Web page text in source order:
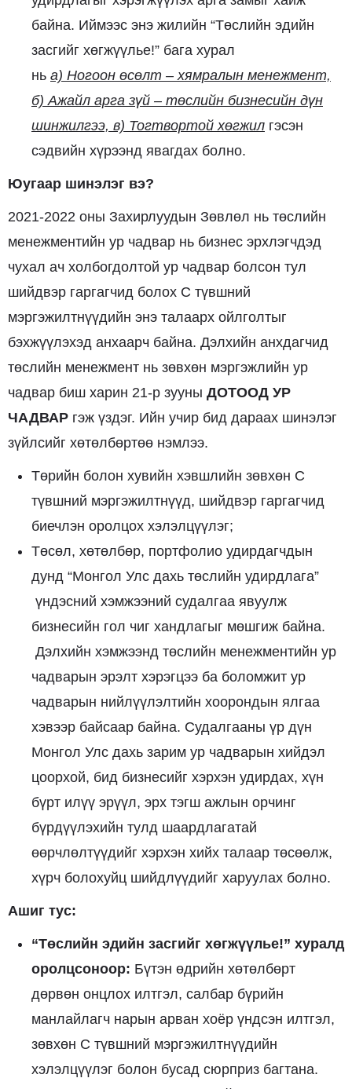
байна. Иймээс энэ жилийн “Төслийн эдийн
засгийг хөгжүүлье!” бага хурал
нь а) Ногоон өсөлт – хямралын менежмент,
б) Ажайл арга зүй – төслийн бизнесийн дүн
шинжилгээ, в) Тогтвортой хөгжил гэсэн
сэдвийн хүрээнд явагдах болно.
Юугаар шинэлэг вэ?
2021-2022 оны Захирлуудын Зөвлөл нь төслийн
менежментийн ур чадвар нь бизнес эрхлэгчдэд
чухал ач холбогдолтой ур чадвар болсон тул
шийдвэр гаргагчид болох С түвшний
мэргэжилтнүүдийн энэ талаарх ойлголтыг
бэхжүүлэхэд анхаарч байна. Дэлхийн анхдагчид
төслийн менежмент нь зөвхөн мэргэжлийн ур
чадвар биш харин 21-р зууны ДОТООД УР
ЧАДВАР гэж үздэг. Ийн учир бид дараах шинэлэг
зүйлсийг хөтөлбөртөө нэмлээ.
Төрийн болон хувийн хэвшлийн зөвхөн C
түвшний мэргэжилтнүүд, шийдвэр гаргагчид
биечлэн оролцох хэлэлцүүлэг;
Төсөл, хөтөлбөр, портфолио удирдагчдын
дунд “Монгол Улс дахь төслийн удирдлага”
үндэсний хэмжээний судалгаа явуулж
бизнесийн гол чиг хандлагыг мөшгиж байна.
Дэлхийн хэмжээнд төслийн менежментийн ур
чадварын эрэлт хэрэгцээ ба боломжит ур
чадварын нийлүүлэлтийн хоорондын ялгаа
хэвээр байсаар байна. Судалгааны үр дүн
Монгол Улс дахь зарим ур чадварын хийдэл
цоорхой, бид бизнесийг хэрхэн удирдах, хүн
бүрт илүү эрүүл, эрх тэгш ажлын орчинг
бүрдүүлэхийн тулд шаардлагатай
өөрчлөлтүүдийг хэрхэн хийх талаар төсөөлж,
хүрч болохуйц шийдлүүдийг харуулах болно.
Ашиг тус:
“Төслийн эдийн засгийг хөгжүүлье!” хуралд
оролцсоноор: Бүтэн өдрийн хөтөлбөрт
дөрвөн онцлох илтгэл, салбар бүрийн
манлайлагч нарын арван хоёр үндсэн илтгэл,
зөвхөн С түвшний мэргэжилтнүүдийн
хэлэлцүүлэг болон бусад сюрприз багтана.